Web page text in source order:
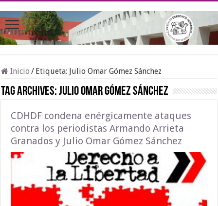
Inicio / Etiqueta: Julio Omar Gómez Sánchez
Tag Archives:Julio Omar Gómez Sánchez
CDHDF condena enérgicamente ataques
contra los periodistas Armando Arrieta
Granados y Julio Omar Gómez Sánchez